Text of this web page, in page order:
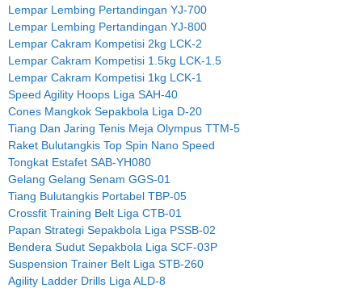
Lempar Lembing Pertandingan YJ-700
Lempar Lembing Pertandingan YJ-800
Lempar Cakram Kompetisi 2kg LCK-2
Lempar Cakram Kompetisi 1.5kg LCK-1.5
Lempar Cakram Kompetisi 1kg LCK-1
Speed Agility Hoops Liga SAH-40
Cones Mangkok Sepakbola Liga D-20
Tiang Dan Jaring Tenis Meja Olympus TTM-5
Raket Bulutangkis Top Spin Nano Speed
Tongkat Estafet SAB-YH080
Gelang Gelang Senam GGS-01
Tiang Bulutangkis Portabel TBP-05
Crossfit Training Belt Liga CTB-01
Papan Strategi Sepakbola Liga PSSB-02
Bendera Sudut Sepakbola Liga SCF-03P
Suspension Trainer Belt Liga STB-260
Agility Ladder Drills Liga ALD-8